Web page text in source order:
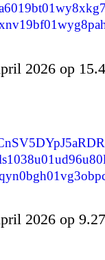
2026 op
2026 op